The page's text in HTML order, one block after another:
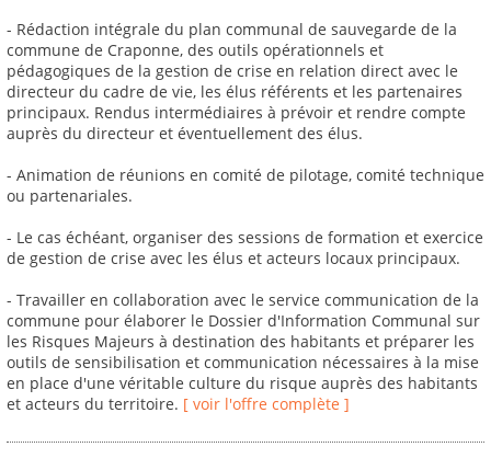
- Rédaction intégrale du plan communal de sauvegarde de la
commune de Craponne, des outils opérationnels et
pédagogiques de la gestion de crise en relation direct avec le
directeur du cadre de vie, les élus référents et les partenaires
principaux. Rendus intermédiaires à prévoir et rendre compte
auprès du directeur et éventuellement des élus.
- Animation de réunions en comité de pilotage, comité technique
ou partenariales.
- Le cas échéant, organiser des sessions de formation et exercice
de gestion de crise avec les élus et acteurs locaux principaux.
- Travailler en collaboration avec le service communication de la
commune pour élaborer le Dossier d'Information Communal sur
les Risques Majeurs à destination des habitants et préparer les
outils de sensibilisation et communication nécessaires à la mise
en place d'une véritable culture du risque auprès des habitants
et acteurs du territoire. [ voir l'offre complète ]